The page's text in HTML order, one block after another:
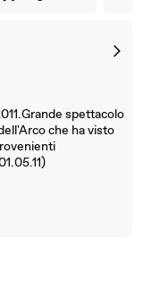
spettacolo
che ha visto